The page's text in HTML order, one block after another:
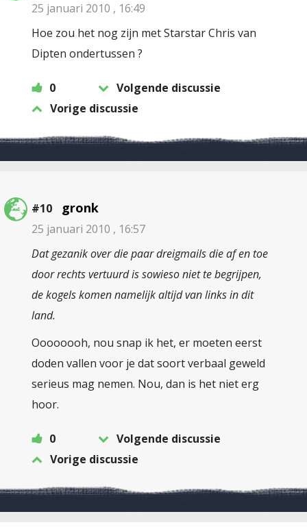
25 januari 2010 , 16:49
Hoe zou het nog zijn met Starstar Chris van
Dipten ondertussen ?
0
Volgende discussie
Vorige discussie
#10 gronk
25 januari 2010 , 16:57
Dat gezanik over die paar dreigmails die af en toe
door rechts vertuurd is sowieso niet te begrijpen,
de kogels komen namelijk altijd van links in dit
land.
Oooooooh, nou snap ik het, er moeten eerst
doden vallen voor je dat soort verbaal geweld
serieus mag nemen. Nou, dan is het niet erg
hoor.
0
Volgende discussie
Vorige discussie